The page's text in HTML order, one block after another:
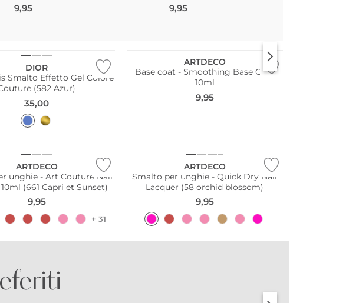
9,95
9,95
DIOR
Smalto Effetto Gel Colore
(582 Azur)
35,00
ARTDECO
Base coat - Smoothing Base Coat
10ml
9,95
ARTDECO
unghie - Art Couture Nail
(661 Capri et Sunset)
9,95
+ 31
ARTDECO
Smalto per unghie - Quick Dry Nail
Lacquer (58 orchid blossom)
9,95